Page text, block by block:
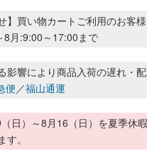
】買い物カートご利用のお客
8月:9:00～17:00まで
影響により商品入荷の遅れ・
便／福山通運
日）～8月16（日）を夏季休
。